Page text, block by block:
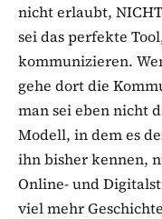
nicht erlaubt,
sei das perfekte
kommunizieren.
gehe dort die
man sei eben nicht
Modell, in dem es
ihn bisher kennen,
Online- und
viel mehr